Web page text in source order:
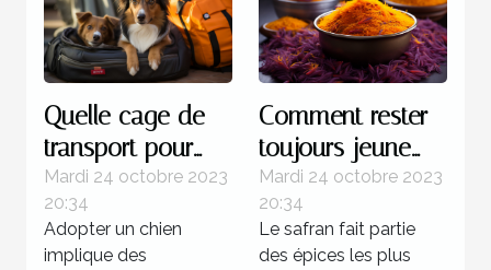
Quelle cage de
transport pour
chien est plus
recommandée ?
Mardi 24 octobre 2023
20:34
Adopter un chien
implique des
Comment rester
toujours jeune
grâce au safran ?
Mardi 24 octobre 2023
20:34
Le safran fait partie
des épices les plus